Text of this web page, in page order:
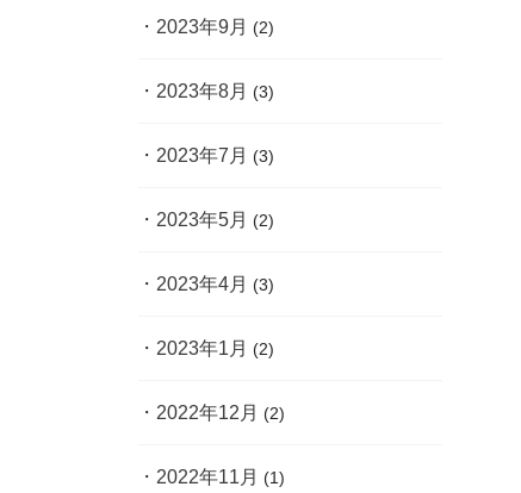
2023年9月 (2)
2023年8月 (3)
2023年7月 (3)
2023年5月 (2)
2023年4月 (3)
2023年1月 (2)
2022年12月 (2)
2022年11月 (1)